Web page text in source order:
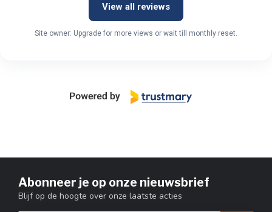
View all reviews
Site owner: Upgrade for more views or wait till monthly reset.
Abonneer je op onze nieuwsbrief
Blijf op de hoogte over onze laatste acties